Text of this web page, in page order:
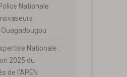
Nationale
Nationale :
2025 du
de l’APEN